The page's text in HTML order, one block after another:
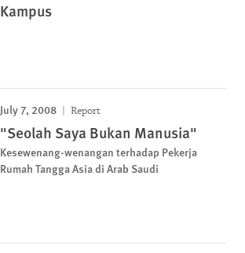
Kampus
July 7, 2008 Report
"Seolah Saya Bukan Manusia"
Kesewenang-wenangan terhadap Pekerja
Rumah Tangga Asia di Arab Saudi